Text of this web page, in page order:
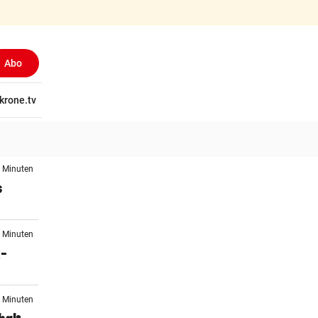
Abo
krone.tv
Minuten
Minuten
Minuten